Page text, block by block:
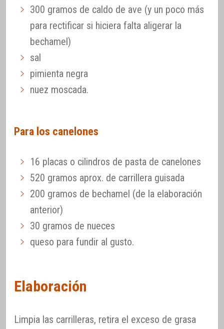
300 gramos de caldo de ave (y un poco más
para rectificar si hiciera falta aligerar la
bechamel)
sal
pimienta negra
nuez moscada.
Para los canelones
16 placas o cilindros de pasta de canelones
520 gramos aprox. de carrillera guisada
200 gramos de bechamel (de la elaboración
anterior)
30 gramos de nueces
queso para fundir al gusto.
Elaboración
Limpia las carrilleras, retira el exceso de grasa